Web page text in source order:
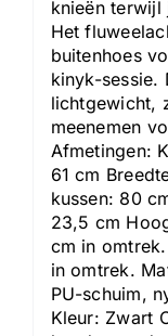
knieën terwijl
Het
buitenhoes
kinyk-sessie.
lichtgewicht,
meenemen
Afmetingen:
61 cm
kussen: 80
23,5 cm
cm in
in omtrek.
PU-schuim,
Kleur: Zwart